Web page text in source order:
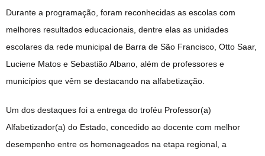
Durante a programação, foram reconhecidas as escolas com
melhores resultados educacionais, dentre elas as unidades
escolares da rede municipal de Barra de São Francisco, Otto Saar,
Luciene Matos e Sebastião Albano, além de professores e
municípios que vêm se destacando na alfabetização.
Um dos destaques foi a entrega do troféu Professor(a)
Alfabetizador(a) do Estado, concedido ao docente com melhor
desempenho entre os homenageados na etapa regional, a